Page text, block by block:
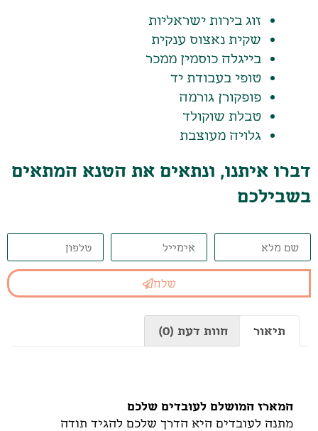
זוג בירות ישראליות
שקית נאצוס ענקית
בייגלה כוסמין ממכר
טופי בעבודת יד
פופקורן גורמה
טבלת שוקולד
גלויה מעוצבת
דברו איתנו, ונתאים את הטנא המתאים
בשבילכם
שלח
תיאור חוות דעת (0)
המארז המושלם לעובדים שלכם
מתנה לעובדים היא הדרך שלכם להגיד תודה